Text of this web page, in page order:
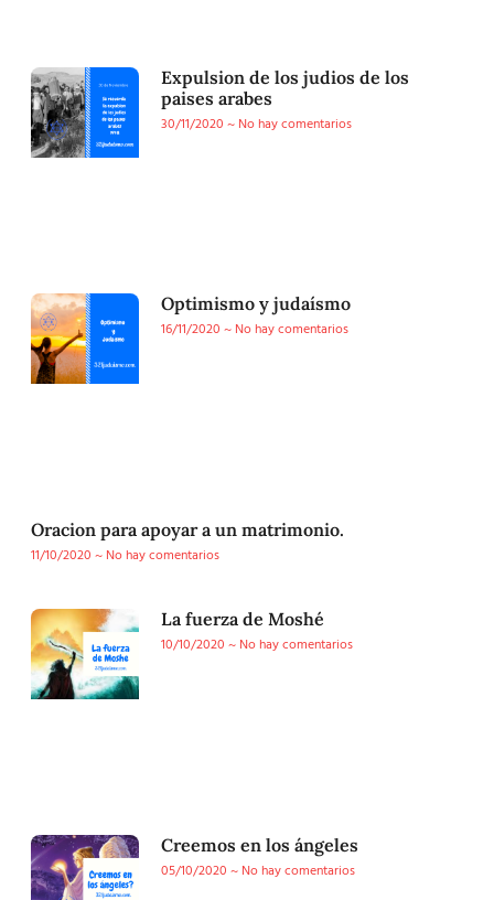
Expulsion de los judios de los
paises arabes
30/11/2020
No hay comentarios
Optimismo y judaísmo
16/11/2020
No hay comentarios
Oracion para apoyar a un matrimonio.
11/10/2020
No hay comentarios
La fuerza de Moshé
10/10/2020
No hay comentarios
Creemos en los ángeles
05/10/2020
No hay comentarios